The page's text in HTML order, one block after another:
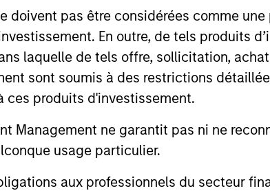
doivent pas être considérées comme
En outre, de tels produits
laquelle de tels offre, sollicitation,
sont soumis à des restrictions
ces produits d'investissement.
Management ne garantit pas ni ne
usage particulier.
aux professionnels du secteur
leading digital payments and
platform, today
that it has secured an
round of US$100 million from
funds managed by Morgan
Value (“MSTV”) and from
most experienced
mutual fund managers. The
values Clip in line with the
completed in 2021.
Valuation to
Dataminr, the
information
announced the
financing round
Investors in the
Reinvent Capital,
Value.